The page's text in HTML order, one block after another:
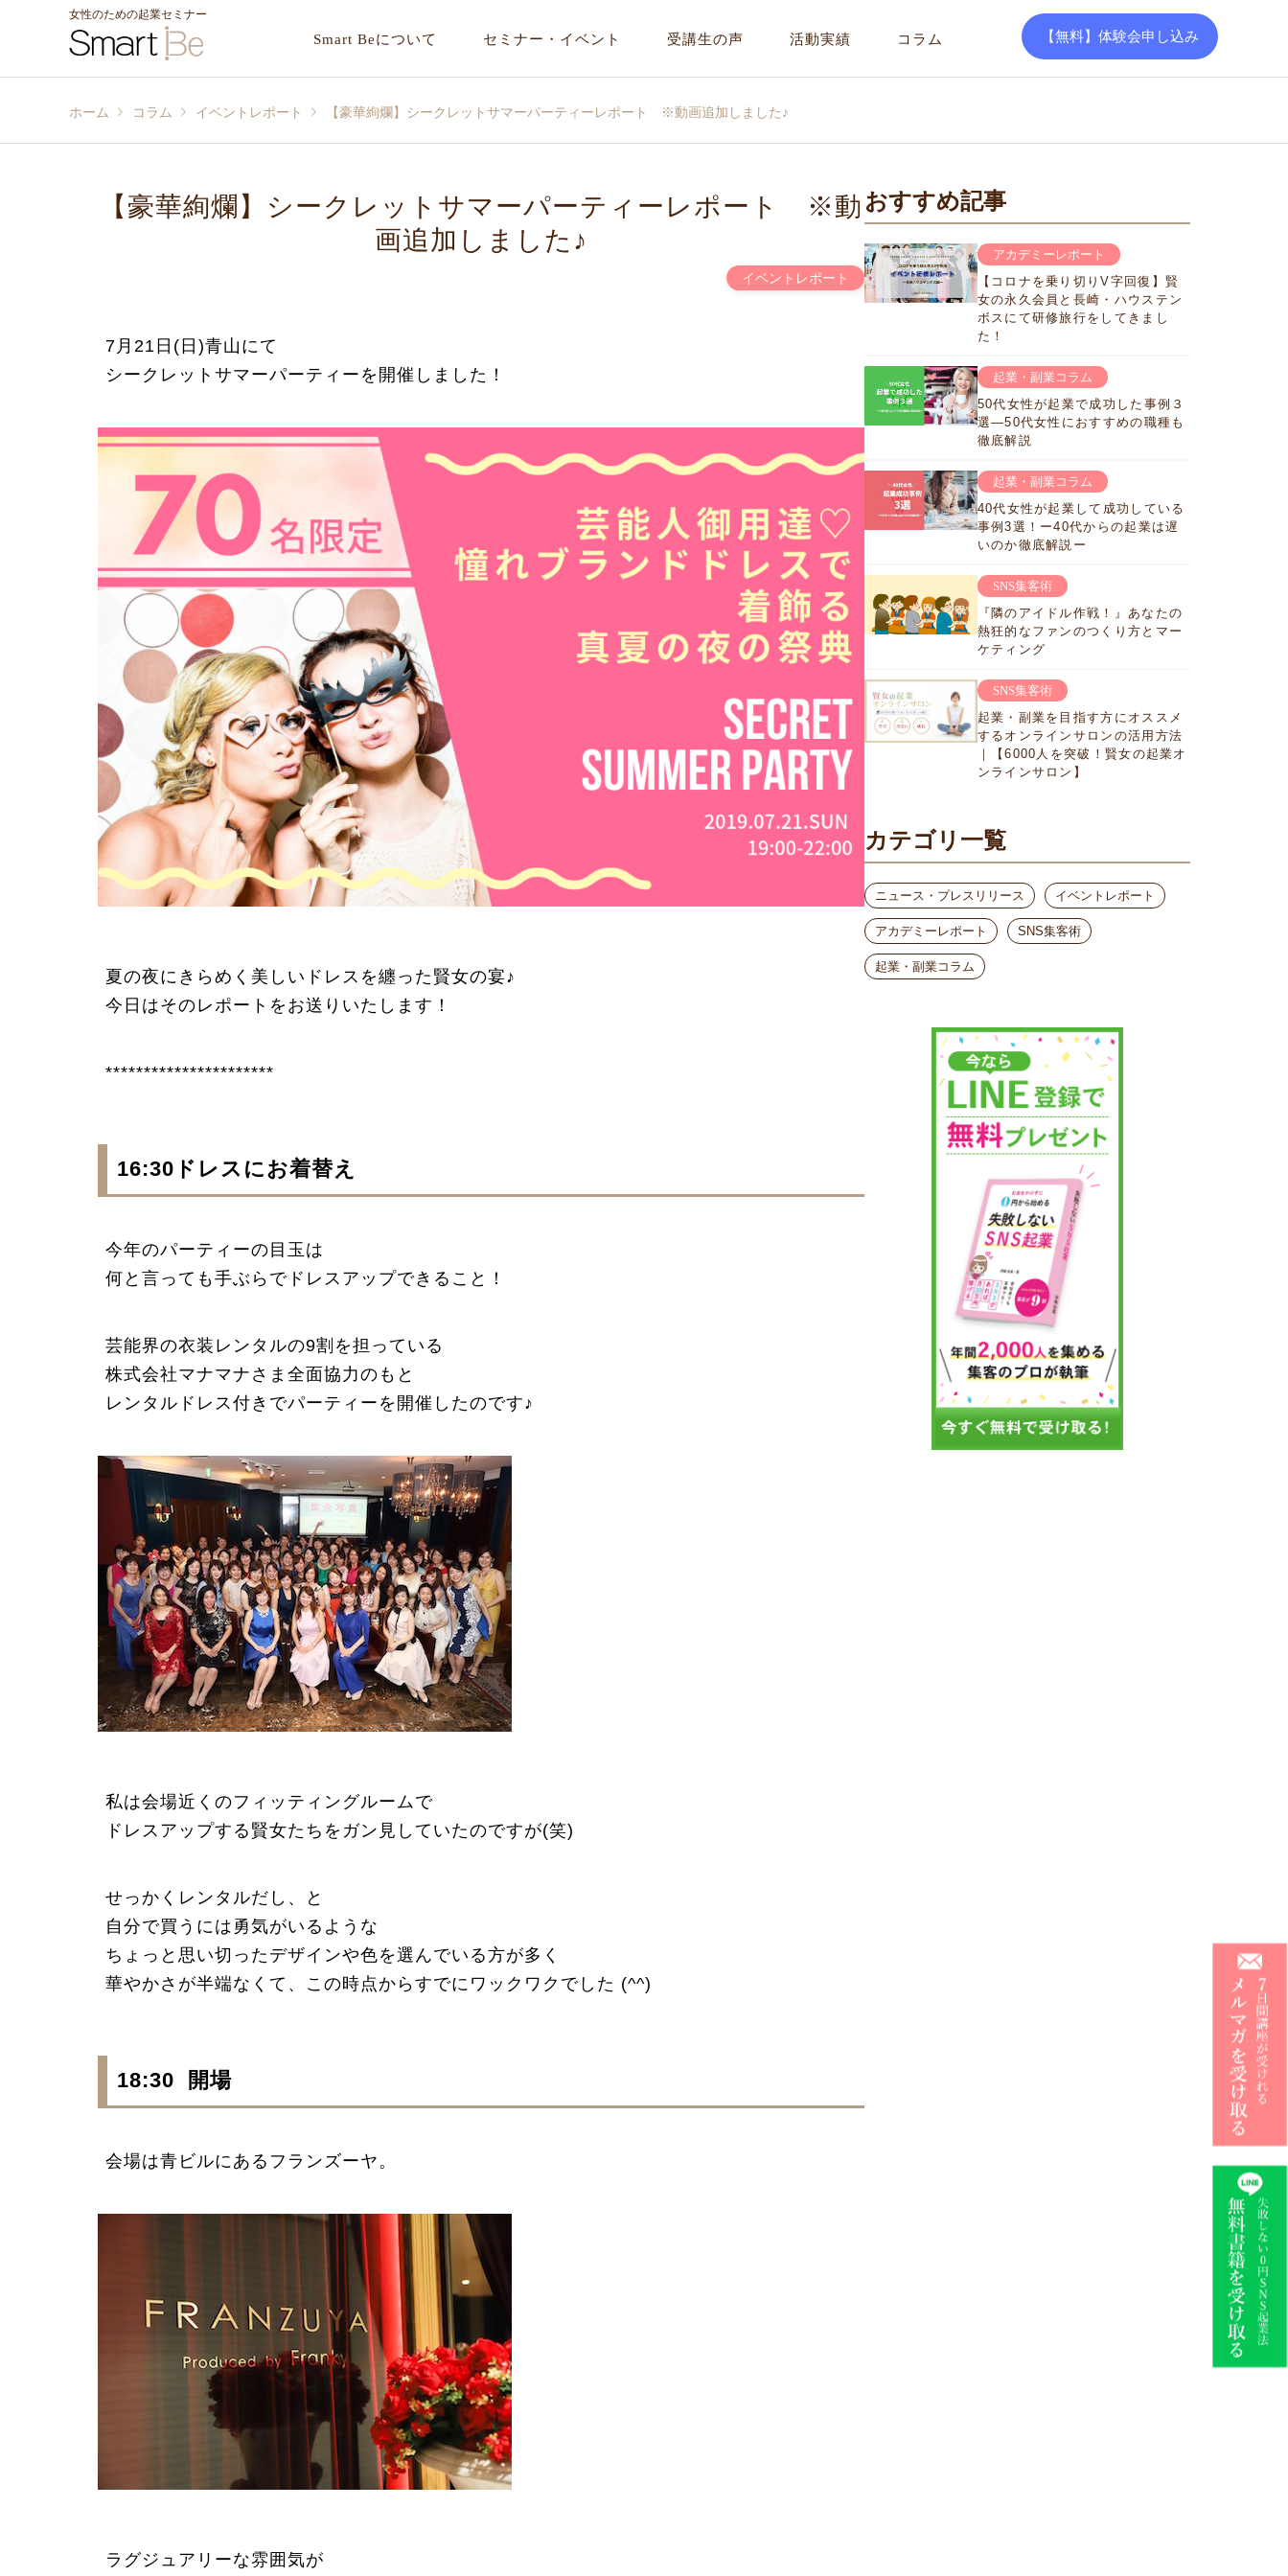
女性のための起業セミナー
Smart Beについて セミナー・イベント 受講生の声 活動実績 コラム 【無料】体験会申し込み
ホーム コラム イベントレポート 【豪華絢爛】シークレットサマーパーティーレポート ※動画追加しました♪
【豪華絢爛】シークレットサマーパーティーレポート ※動
画追加しました♪
イベントレポート
7月21日(日)青山にて
シークレットサマーパーティーを開催しました！
夏の夜にきらめく美しいドレスを纏った賢女の宴♪
今日はそのレポートをお送りいたします！
**********************
16:30 ドレスにお着替え
今年のパーティーの目玉は
何と言っても手ぶらでドレスアップできること！
芸能界の衣装レンタルの9割を担っている
株式会社マナマナさま全面協力のもと
レンタルドレス付きでパーティーを開催したのです♪
私は会場近くのフィッティングルームで
ドレスアップする賢女たちをガン見していたのですが(笑)
せっかくレンタルだし、と
自分で買うには勇気がいるような
ちょっと思い切ったデザインや色を選んでいる方が多く
華やかさが半端なくて、この時点からすでにワックワクでした (^^)
18:30 開場
会場は青ビルにあるフランズーヤ。
ラグジュアリーな雰囲気が
おすすめ記事
アカデミーレポート
【コロナを乗り切りV字回復】賢
女の永久会員と長崎・ハウステン
ボスにて研修旅行をしてきまし
た！
起業・副業コラム
50代女性が起業で成功した事例３
選―50代女性におすすめの職種も
徹底解説
起業・副業コラム
40代女性が起業して成功している
事例3選！ー40代からの起業は遅
いのか徹底解説ー
SNS集客術
『隣のアイドル作戦！』あなたの
熱狂的なファンのつくり方とマー
ケティング
SNS集客術
起業・副業を目指す方にオススメ
するオンラインサロンの活用方法
｜【6000人を突破！賢女の起業オ
ンラインサロン】
カテゴリ一覧
ニュース・プレスリリース イベントレポート
アカデミーレポート SNS集客術
起業・副業コラム